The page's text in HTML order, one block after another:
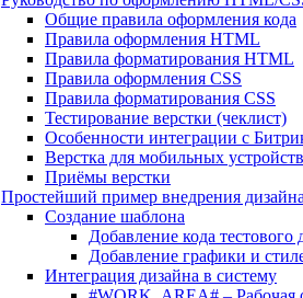
Общие правила оформления кода
Правила оформления HTML
Правила форматирования HTML
Правила оформления CSS
Правила форматирования CSS
Тестирование верстки (чеклист)
Особенности интеграции с
Верстка для мобильных устройств
Приёмы верстки
Простейший пример внедрения
Создание шаблона
Добавление кода
Добавление графики и
Интеграция дизайна в систему